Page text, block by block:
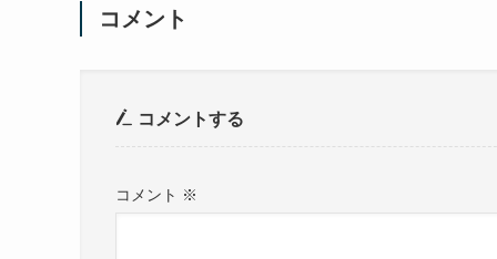
コメント
コメントする
コメント ※